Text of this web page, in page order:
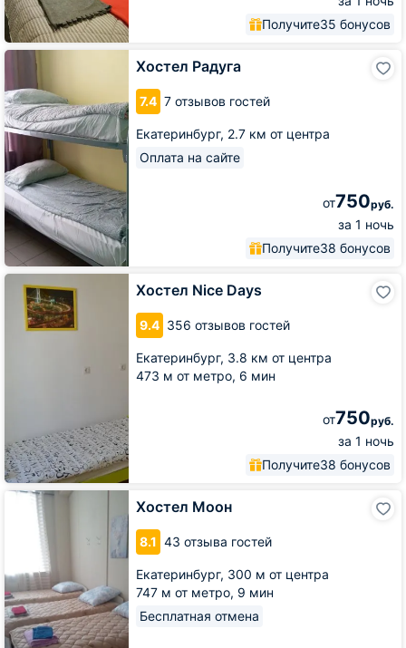
Получите35 бонусов
Хостел Радуга
7.4 7 отзывов гостей
Екатеринбург, 2.7 км от центра
Оплата на сайте
от750руб.
за 1 ночь
Получите38 бонусов
Хостел
Хостел Nice Days
9.4 356 отзывов гостей
Екатеринбург, 3.8 км от центра
473 м от метро, 6 мин
от750руб.
за 1 ночь
Получите38 бонусов
Хостел
Nice
Days
Хостел Моон
8.1 43 отзыва гостей
Екатеринбург, 300 м от центра
747 м от метро, 9 мин
Бесплатная отмена
Хостел